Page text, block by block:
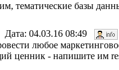
тематические базы
04.03.16 08:49
любое
ценник - напишите им